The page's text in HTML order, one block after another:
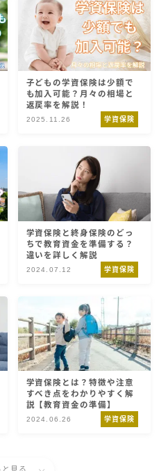
子どもの学資保険は少額で
も加入可能？月々の相場と
返戻率を解説！
2025.11.26 学資保険
学資保険と終身保険のどっ
ちで教育資金を準備する？
違いを詳しく解説
2024.07.12 学資保険
学資保険とは？特徴や注意
すべき点をわかりやすく解
説【教育資金の準備】
2024.06.26 学資保険